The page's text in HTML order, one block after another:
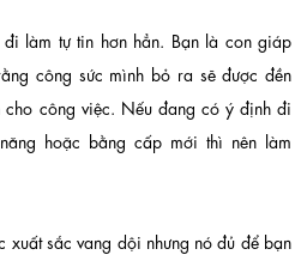
làm tự tin hơn hẳn. Bạn là con giáp
công sức mình bỏ ra sẽ được đền
cho công việc. Nếu đang có ý định đi
hoặc bằng cấp mới thì nên làm
xuất sắc vang dội nhưng nó đủ để bạn